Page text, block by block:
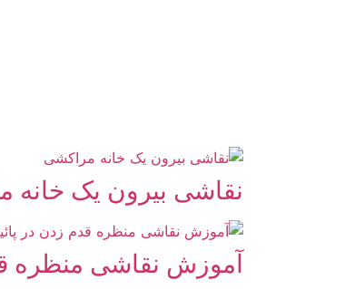
نقاشی بیرون یک خانه
آموزش نقاشی منظره